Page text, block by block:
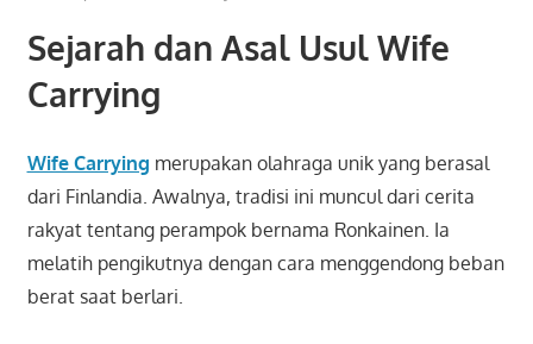
Sejarah dan Asal Usul Wife
Carrying
Wife Carrying merupakan olahraga unik yang berasal
dari Finlandia. Awalnya, tradisi ini muncul dari cerita
rakyat tentang perampok bernama Ronkainen. Ia
melatih pengikutnya dengan cara menggendong beban
berat saat berlari.